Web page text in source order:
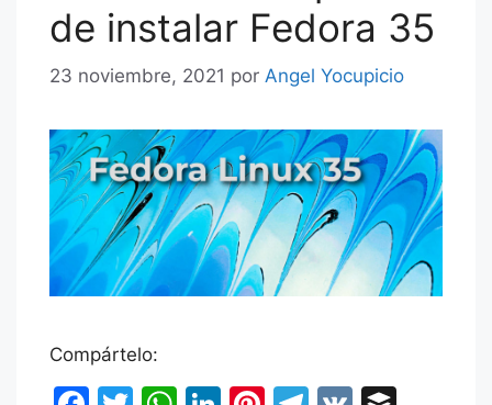
de instalar Fedora 35
23 noviembre, 2021 por Angel Yocupicio
Compártelo: